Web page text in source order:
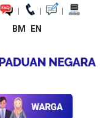
| | |
BM EN
Teks Ucapan
2025